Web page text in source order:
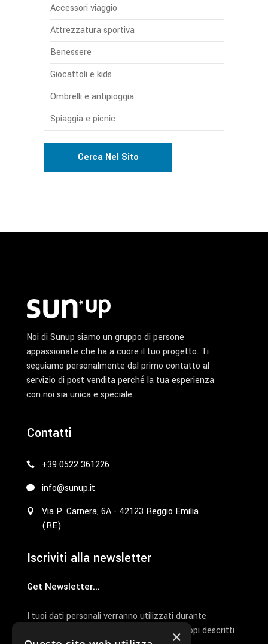
Accessori viaggio
Attrezzatura sportiva
Benessere
Giocattoli e kids
Ombrelli e antipioggia
Spiaggia e picnic
Cerca Nel Sito
Noi di Sunup siamo un gruppo di persone
appassionate che ha a cuore il tuo progetto. Ti
seguiamo personalmente dal primo contatto al
servizio di post vendita perché la tua esperienza
con noi sia unica e speciale.
Contatti
+39 0522 361226
info@sunup.it
Via P. Carnera, 6A - 42123 Reggio Emilia
(RE)
Iscriviti alla newsletter
I tuoi dati personali verranno utilizzati durante
l'elaborazione della richiesta e per altri scopi descritti
×